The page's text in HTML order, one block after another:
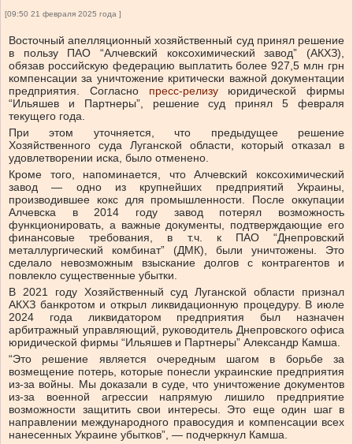
[09:50 21 февраля 2025 года ]
Восточный апелляционный хозяйственный суд принял решение
в пользу ПАО “Алчевский коксохимический завод” (АКХЗ),
обязав российскую федерацию выплатить более 927,5 млн грн
компенсации за уничтожение критически важной документации
предприятия. Согласно пресс-релизуюридической фирмы
“Ильяшев и Партнеры”, решение суд принял 5 февраля
текущего года.
При этом уточняется, что предыдущее решение
Хозяйственного суда Луганской области, который отказал в
удовлетворении иска, было отменено.
Кроме того, напоминается, что Алчевский коксохимический
завод — одно из крупнейших предприятий Украины,
производившее кокс для промышленности. После оккупации
Алчевска в 2014 году завод потерял возможность
функционировать, а важные документы, подтверждающие его
финансовые требования, в т.ч. к ПАО “Днепровский
металлургический комбинат” (ДМК), были уничтожены. Это
сделало невозможным взыскание долгов с контрагентов и
повлекло существенные убытки.
В 2021 году Хозяйственный суд Луганской области признал
АКХЗ банкротом и открыл ликвидационную процедуру. В июле
2024 года ликвидатором предприятия был назначен
арбитражный управляющий, руководитель Днепровского офиса
юридической фирмы “Ильяшев и Партнеры” Александр Камша.
“Это решение является очередным шагом в борьбе за
возмещение потерь, которые понесли украинские предприятия
из-за войны. Мы доказали в суде, что уничтожение документов
из-за военной агрессии напрямую лишило предприятие
возможности защитить свои интересы. Это еще один шаг в
направлении международного правосудия и компенсации всех
нанесенных Украине убытков”, — подчеркнул Камша.